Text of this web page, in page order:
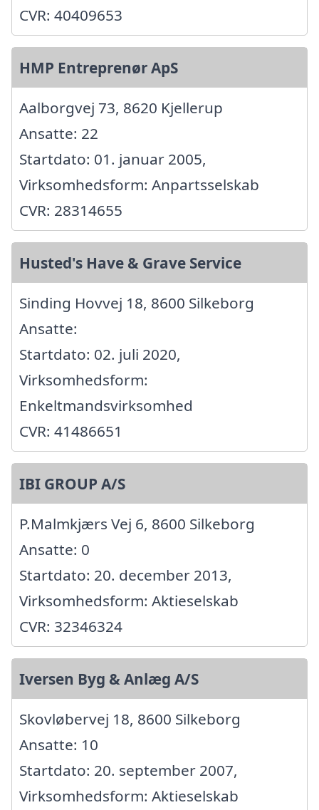
CVR: 40409653
HMP Entreprenør ApS
Aalborgvej 73, 8620 Kjellerup
Ansatte: 22
Startdato: 01. januar 2005,
Virksomhedsform: Anpartsselskab
CVR: 28314655
Husted's Have & Grave Service
Sinding Hovvej 18, 8600 Silkeborg
Ansatte:
Startdato: 02. juli 2020,
Virksomhedsform:
Enkeltmandsvirksomhed
CVR: 41486651
IBI GROUP A/S
P.Malmkjærs Vej 6, 8600 Silkeborg
Ansatte: 0
Startdato: 20. december 2013,
Virksomhedsform: Aktieselskab
CVR: 32346324
Iversen Byg & Anlæg A/S
Skovløbervej 18, 8600 Silkeborg
Ansatte: 10
Startdato: 20. september 2007,
Virksomhedsform: Aktieselskab